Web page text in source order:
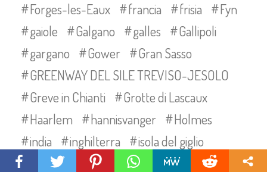
Forges-les-Eaux
francia frisia
Fyn
gaiole
Galgano galles
Gallipoli
gargano
Gower
Gran Sasso
GREENWAY DEL SILE TREVISO-JESOLO
Greve in Chianti
Grotte di Lascaux
Haarlem
hannisvanger
Holmes
india
inghilterra
isola del giglio
isole frisone
Kabelvåg Kabenhaven